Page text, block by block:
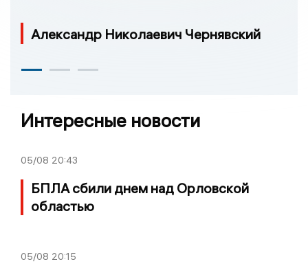
Александр Николаевич Чернявский
Интересные новости
05/08 20:43
БПЛА сбили днем над Орловской
областью
05/08 20:15